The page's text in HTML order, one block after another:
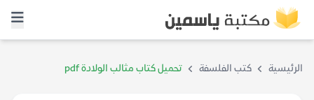
الرئيسية كتب الفلسفة تحميل كتاب مثالب الولادة pdf